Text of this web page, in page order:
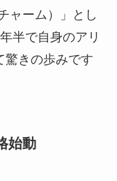
ャーム）」とし
半で自身のアリ
驚きの歩みです
始動